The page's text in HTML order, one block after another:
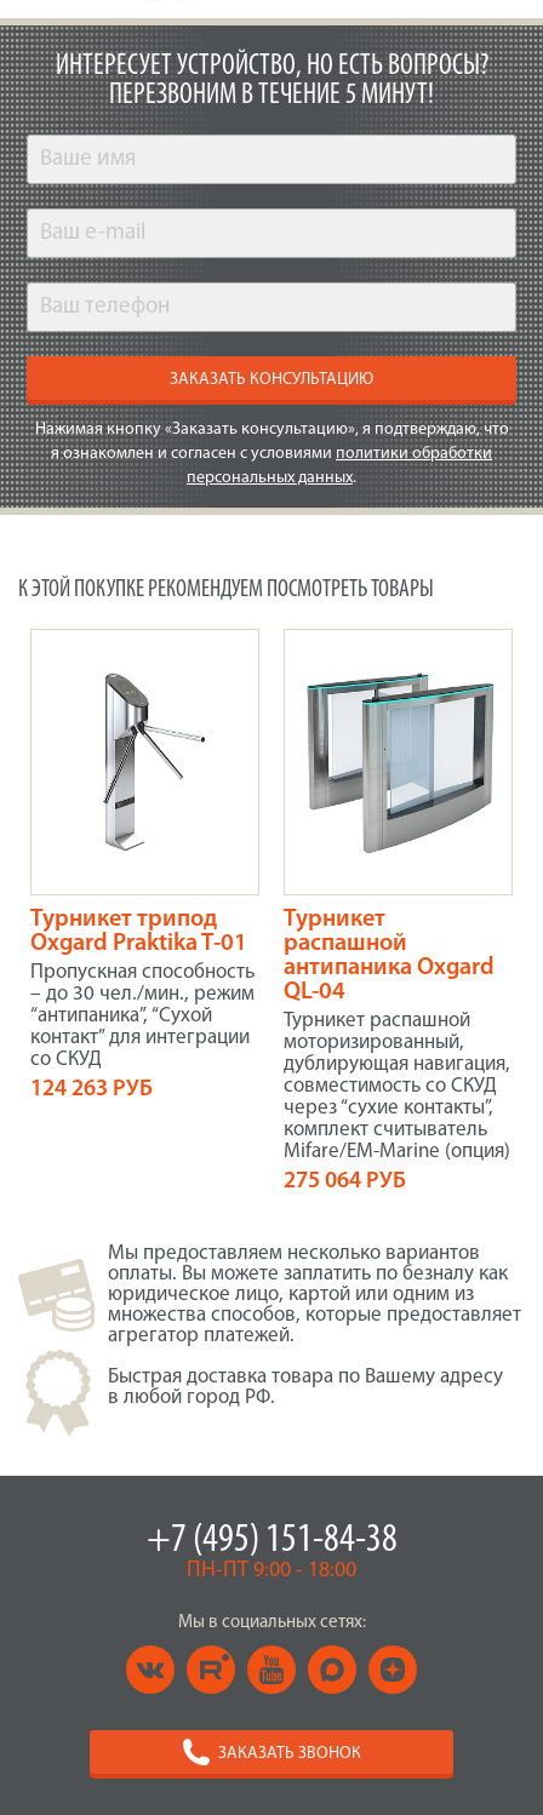
ИНТЕРЕСУЕТ УСТРОЙСТВО, НО ЕСТЬ ВОПРОСЫ?
ПЕРЕЗВОНИМ В ТЕЧЕНИЕ 5 МИНУТ!
ЗАКАЗАТЬ КОНСУЛЬТАЦИЮ
Нажимая кнопку «Заказать консультацию», я подтверждаю, что
я ознакомлен и согласен с условиями политики обработки
персональных данных.
К ЭТОЙ ПОКУПКЕ РЕКОМЕНДУЕМ ПОСМОТРЕТЬ ТОВАРЫ
Турникет трипод
Oxgard Praktika T-01
Пропускная способность
– до 30 чел./мин., режим
“антипаника”, “Сухой
контакт” для интеграции
со СКУД
124 263 РУБ
Турникет
распашной
антипаника Oxgard
QL-04
Турникет распашной
моторизированный,
дублирующая навигация,
совместимость со СКУД
через “сухие контакты”,
комплект считыватель
Mifare/EM-Marine (опция)
275 064 РУБ
Мы предоставляем несколько вариантов
оплаты. Вы можете заплатить по безналу как
юридическое лицо, картой или одним из
множества способов, которые предоставляет
агрегатор платежей.
Быстрая доставка товара по Вашему адресу
в любой город РФ.
+7 (495) 151-84-38
ПН-ПТ 9:00 - 18:00
Мы в социальных сетях:
ЗАКАЗАТЬ ЗВОНОК